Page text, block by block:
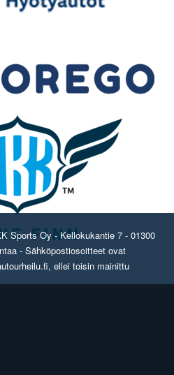
Sports Oy - Kellokukantie 7 - 01300
- Sähköpostiosoitteet ovat
ellei toisin mainittu